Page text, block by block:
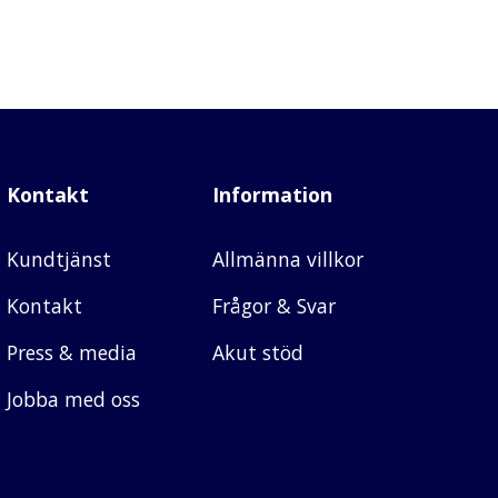
Kontakt
Kundtjänst
Kontakt
Press & media
Jobba med oss
Information
Allmänna villkor
Frågor & Svar
Akut stöd